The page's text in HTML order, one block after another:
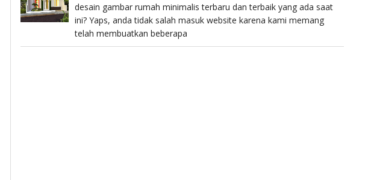
desain gambar rumah minimalis terbaru dan terbaik yang ada saat
ini? Yaps, anda tidak salah masuk website karena kami memang
telah membuatkan beberapa